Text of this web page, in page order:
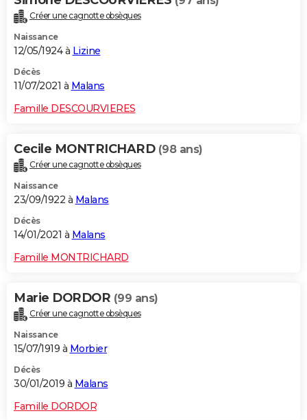
Alimentation
Guide de la santé
Maladies
Médicaments
Sommeil
VOYAGE
Destinations
City break
Voyage nature
Voyage de noces
Forum
Climat
+PHOTO
GUIDES D'ACHAT
Carte de Noël
Carte Bonne année
Carte Saint-Valentin
Carte Pâques
Carte d'anniversaire
DICTIONNAIRE
Dictionnaire
Biographies
Citations
Expressions
Proverbes
PROGRAMME TV
S'inscrire
Se connecter
Lycées
Collèges
Primaires
Universités
Entreprises
Service militaire
Avis de recherche
AVIS DE DÉCÈS
FORUM
Bricolage
Lifestyle
Culture
Television
Voyage
Créer une cagnotte obsèques
Naissance
12/05/1924 à Lizine
Décès
11/07/2021 à Malans
Famille DESCOURVIERES
Cecile MONTRICHARD (98 ans)
Créer une cagnotte obsèques
Naissance
23/09/1922 à Malans
Décès
14/01/2021 à Malans
Famille MONTRICHARD
Marie DORDOR (99 ans)
Créer une cagnotte obsèques
Naissance
15/07/1919 à Morbier
Décès
30/01/2019 à Malans
Famille DORDOR